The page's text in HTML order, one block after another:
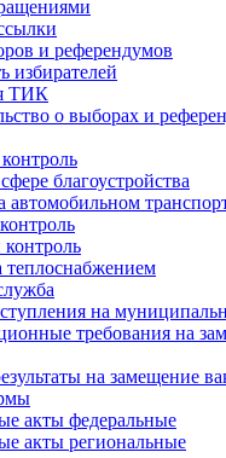
и референдумов
избирателей
ТИК
о выборах и
благоустройства
автомобильном
теплоснабжением
на
требования на
на замещение
акты федеральные
акты региональные